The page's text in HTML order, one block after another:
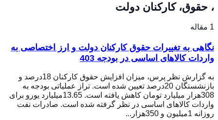
، حقوق، کارکنان دولت
1 مقاله
نگاهی به تغییرات حقوق کارکنان دولت و ارز اختصاصی به
واردات کالاهای اساسی در بودجه 403
به گزارش نظر پرس، میزان افزایش حقوق کارکنان 18درصد و
بازنشستگان 20درصد تعیین شده است. تراز عملیاتی بودجه به
308هزار میلیارد تومان کاهش یافته است. 13.65میلیارد یورو برای
واردات کالاهای اساسی در نظر گرفته شده است. صادرات نفت
روزانه 1میلیون و 350هزار...